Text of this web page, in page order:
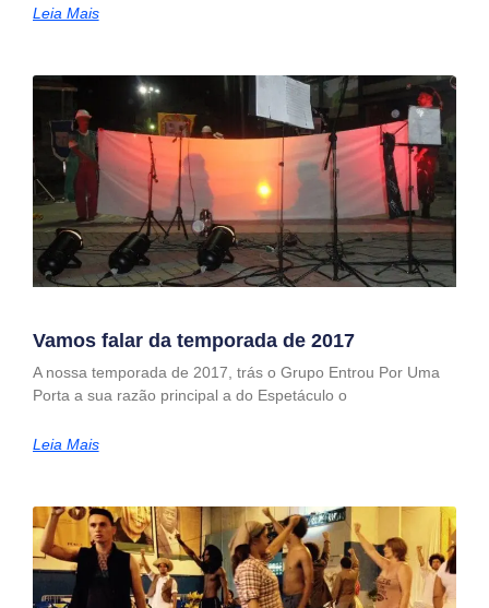
Leia Mais
Vamos falar da temporada de 2017
A nossa temporada de 2017, trás o Grupo Entrou Por Uma
Porta a sua razão principal a do Espetáculo o
Leia Mais